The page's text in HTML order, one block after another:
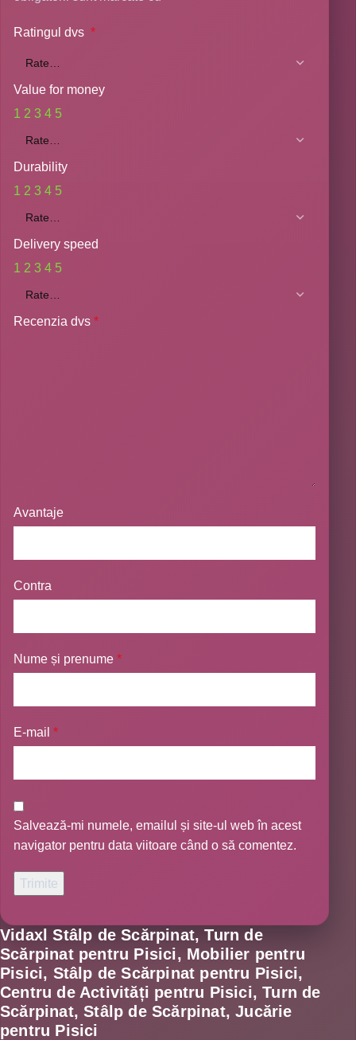
Ratingul dvs*
Value for money
1 2 3 4 5
Durability
1 2 3 4 5
Delivery speed
1 2 3 4 5
Recenzia dvs*
Avantaje
Contra
Nume și prenume*
E-mail*
Salvează-mi numele, emailul și site-ul web în acest
navigator pentru data viitoare când o să comentez.
Vidaxl Stâlp de Scărpinat, Turn de
Scărpinat pentru Pisici, Mobilier pentru
Pisici, Stâlp de Scărpinat pentru Pisici,
Centru de Activități pentru Pisici, Turn de
Scărpinat, Stâlp de Scărpinat, Jucărie
pentru Pisici